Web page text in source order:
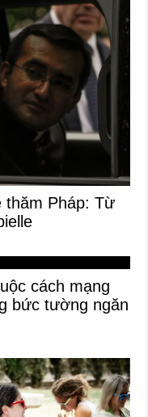
thăm Pháp: Từ
cách mạng
bức tường ngăn